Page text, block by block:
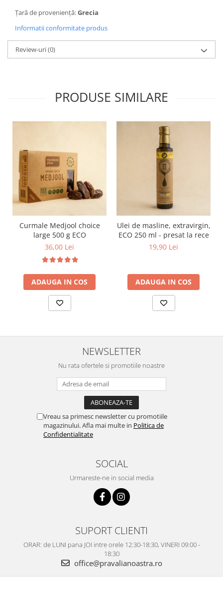
Țară de proveniență:Grecia
Informatii conformitate produs
Review-uri(0)
PRODUSE SIMILARE
Curmale Medjool choice
large 500 g ECO
36,00 Lei
ADAUGA IN COS
Ulei de masline, extravirgin,
ECO 250 ml - presat la rece
19,90 Lei
ADAUGA IN COS
NEWSLETTER
Nu rata ofertele si promotiile noastre
Vreau sa primesc newsletter cu promotiile
magazinului. Afla mai multe in Politica de
Confidentialitate
SOCIAL
Urmareste-ne in social media
SUPORT CLIENTI
ORAR: de LUNI pana JOI intre orele 12:30-18:30, VINERI 09:00 -
18:30
office@pravalianoastra.ro